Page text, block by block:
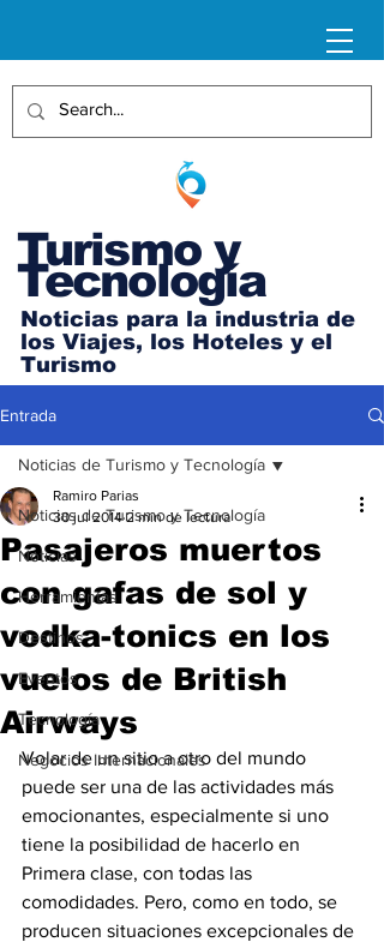
Turismo y
Tecnología
Noticias para la industria de
los Viajes, los Hoteles y el
Turismo
Entrada
Noticias de Turismo y Tecnología
Noticias
Herramientas
Destinos
Eventos
Tecnología
Negocios Internacionales
Noticias de Turismo y Tecnología
Pasajeros muertos
con gafas de sol y
vodka-tonics en los
vuelos de British
Airways
Ramiro Parias
30 jul 2014 2 min de lectura
Volar de un sitio a otro del mundo
puede ser una de las actividades más
emocionantes, especialmente si uno
tiene la posibilidad de hacerlo en
Primera clase, con todas las
comodidades. Pero, como en todo, se
producen situaciones excepcionales de